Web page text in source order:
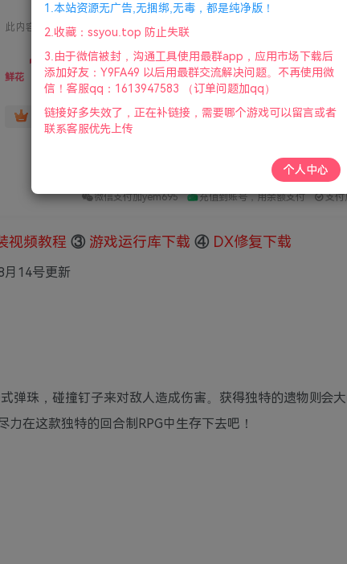
此内容为付费资源，请付费后查看
鲜花 1 限时特惠
鲜花 36
赞助会员 免费
微信支付加yem695 充值到账号，用余额支付 支付
视频教程 ③ 游戏运行库下载 ④ DX修复下载
月14号更新
弹珠，碰撞钉子来对敌人造成伤害。获得独特的遗物则会
在这款独特的回合制RPG中生存下去吧！
1.本站资源无广告,无捆绑,无毒，都是纯净版！
2.收藏：ssyou.top 防止失联
3.由于微信被封，沟通工具使用最群app，应用市场下载后
添加好友：Y9FA49 以后用最群交流解决问题。不再使用微
信！客服qq：1613947583 （订单问题加qq）
链接好多失效了，正在补链接，需要哪个游戏可以留言或者
联系客服优先上传
个人中心